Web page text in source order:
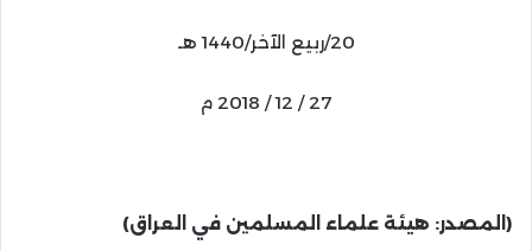
20/ربيع الآخر/1440 هـ
27 / 12 / 2018 م
(المصدر: هيئة علماء المسلمين في العراق)